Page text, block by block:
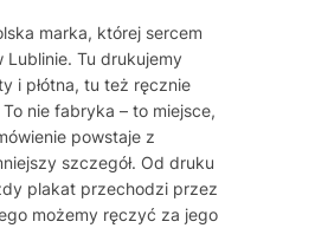
marka, której sercem
Lublinie. Tu drukujemy
i płótna, tu też ręcznie
nie fabryka – to miejsce,
powstaje z
szczegół. Od druku
plakat przechodzi przez
możemy ręczyć za jego